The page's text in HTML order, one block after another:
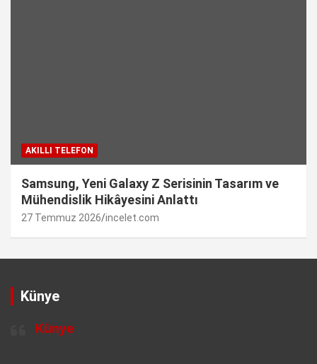
AKILLI TELEFON
Samsung, Yeni Galaxy Z Serisinin Tasarım ve
Mühendislik Hikâyesini Anlattı
27 Temmuz 2026 incelet.com
Künye
Künye